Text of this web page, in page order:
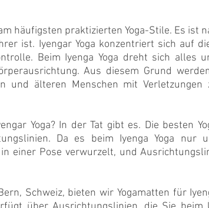
häufigsten praktizierten Yoga-Stile. Es ist
ist. Iyengar Yoga konzentriert sich auf
Beim Iyenga Yoga dreht sich alles
Aus diesem Grund
und älteren Menschen mit Verletzungen
Yoga? In der Tat gibt es. Die besten
Da es beim Iyenga Yoga
einer Pose verwurzelt, und
Schweiz, bieten wir Yogamatten für